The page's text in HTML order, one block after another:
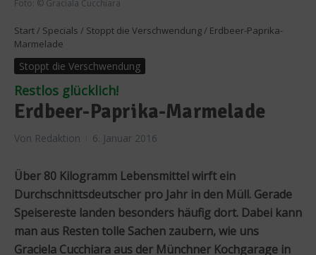
Foto: © Graciala Cucchiara
Start/ Specials / Stoppt die Verschwendung/ Erdbeer-Paprika-
Marmelade
Stoppt die Verschwendung
Restlos glücklich!
Erdbeer-Paprika-Marmelade
Von Redaktion 6. Januar 2016
Über 80 Kilogramm Lebensmittel wirft ein
Durchschnittsdeutscher pro Jahr in den Müll. Gerade
Speisereste landen besonders häufig dort. Dabei kann
man aus Resten tolle Sachen zaubern, wie uns
Graciela Cucchiara aus der Münchner Kochgarage in